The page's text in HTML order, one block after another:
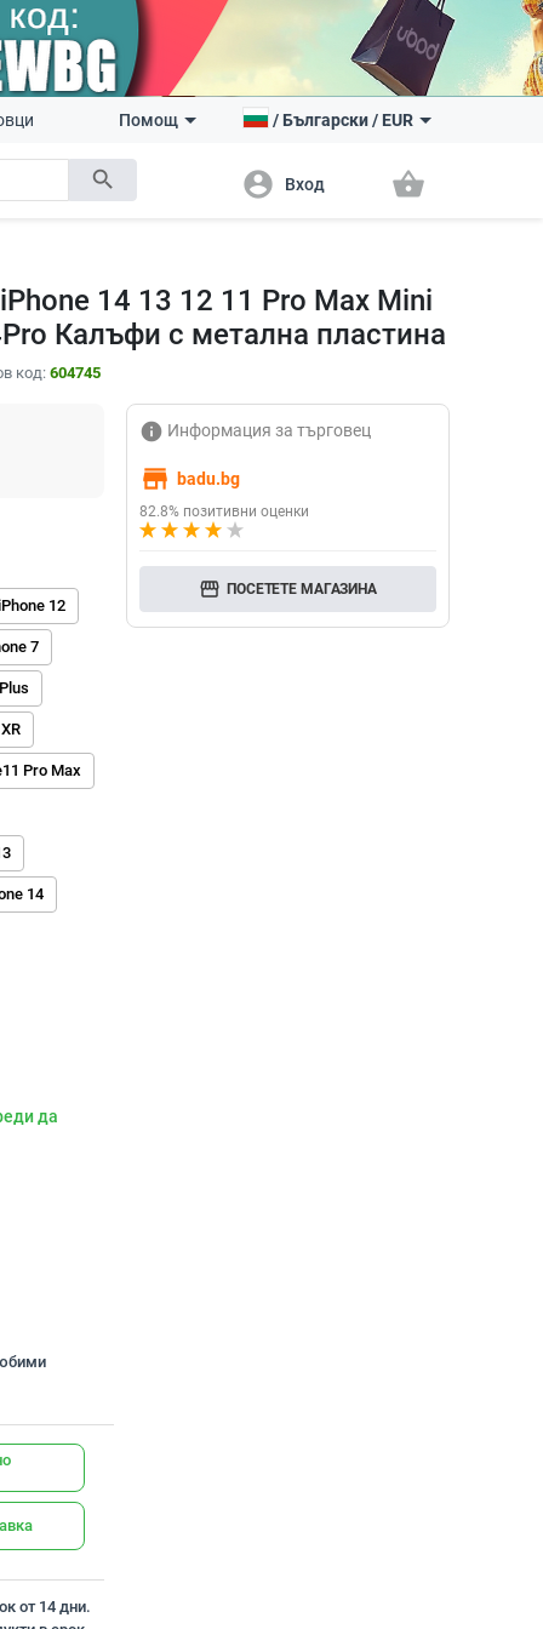
search
Помощ /Български/ EUR
account_circle Вход shopping_basket
14 13 12 11 Pro Max Mini
Калъфи с метална пластина
код: 604745
12
7
Pro Max
14
да
от 14 дни.
info Информация за търговец
store badu.bg
82.8% позитивни оценки
storefront ПОСЕТЕТЕ МАГАЗИНА